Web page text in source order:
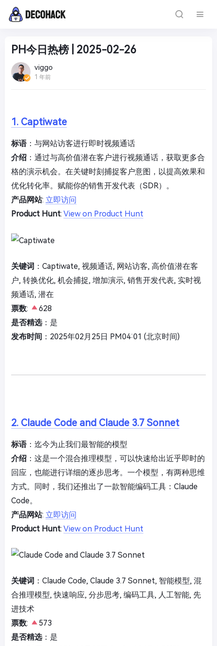
PH今日热榜 | 2025-02-26
viggo
1 年前
1. Captiwate
标语：与网站访客进行即时视频通话
介绍 ：通过与高价值潜在客户进行视频通话，获取更多合
格的演示机会。在关键时刻捕捉客户意图，以提高效果和
优化转化率。赋能你的销售开发代表（SDR）。
产品网站: 立即访问
Product Hunt: View on Product Hunt
关键词 ：Captiwate, 视频通话, 网站访客, 高价值潜在客
户, 转换优化, 机会捕捉, 增加演示, 销售开发代表, 实时视
频通话, 潜在
票数:
628
是否精选：是
发布时间 ：2025年02月25日 PM04:01 (北京时间)
2. Claude Code and Claude 3.7 Sonnet
标语：迄今为止我们最智能的模型
介绍 ：这是一个混合推理模型，可以快速给出近乎即时的
回应，也能进行详细的逐步思考。一个模型，有两种思维
方式。同时，我们还推出了一款智能编码工具：Claude
Code。
产品网站: 立即访问
Product Hunt: View on Product Hunt
关键词 ：Claude Code, Claude 3.7 Sonnet, 智能模型, 混
合推理模型, 快速响应, 分步思考, 编码工具, 人工智能, 先
进技术
票数:
573
是否精选：是